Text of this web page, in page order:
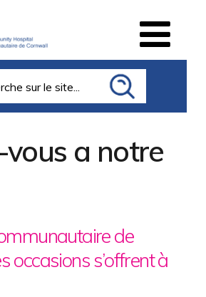
vous a notre
de
occasions s’offrent à